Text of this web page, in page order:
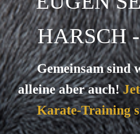
Gemeinsam sind
alleine aber auch!
Karate-Training